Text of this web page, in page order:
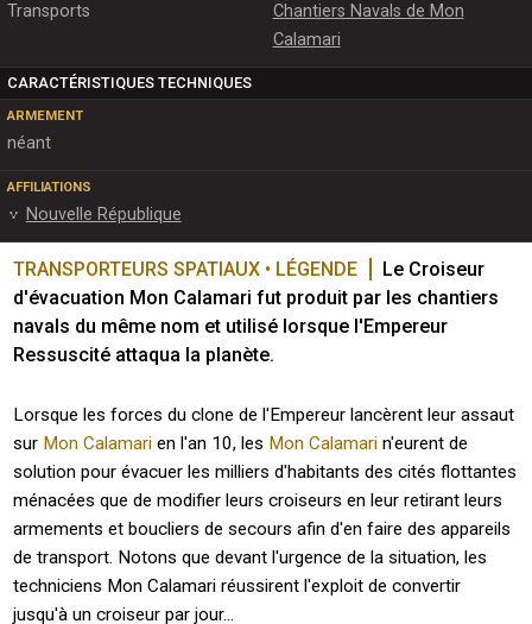
Transports
Chantiers Navals de Mon
Calamari
CARACTÉRISTIQUES TECHNIQUES
ARMEMENT
néant
AFFILIATIONS
Nouvelle République
TRANSPORTEURS SPATIAUX • LÉGENDE
Le Croiseur
d'évacuation Mon Calamari fut produit par les chantiers
navals du même nom et utilisé lorsque l'Empereur
Ressuscité attaqua la planète.
Lorsque les forces du clone de l'Empereur lancèrent leur assaut
sur Mon Calamari en l'an 10, les Mon Calamari n'eurent de
solution pour évacuer les milliers d'habitants des cités flottantes
ménacées que de modifier leurs croiseurs en leur retirant leurs
armements et boucliers de secours afin d'en faire des appareils
de transport. Notons que devant l'urgence de la situation, les
techniciens Mon Calamari réussirent l'exploit de convertir
jusqu'à un croiseur par jour...